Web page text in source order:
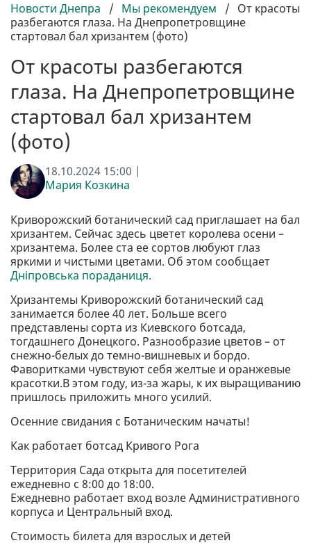
Новости Днепра / Мы рекомендуем / От красоты
разбегаются глаза. На Днепропетровщине
стартовал бал хризантем (фото)
От красоты разбегаются
глаза. На Днепропетровщине
стартовал бал хризантем
(фото)
18.10.2024 15:00 |
Мария Козкина
Криворожский ботанический сад приглашает на бал
хризантем. Сейчас здесь цветет королева осени –
хризантема. Более ста ее сортов любуют глаз
яркими и чистыми цветами. Об этом сообщает
Дніпровська пораданиця.
Хризантемы Криворожский ботанический сад
занимается более 40 лет. Больше всего
представлены сорта из Киевского ботсада,
тогдашнего Донецкого. Разнообразие цветов – от
снежно-белых до темно-вишневых и бордо.
Фаворитками чувствуют себя желтые и оранжевые
красотки.В этом году, из-за жары, к их выращиванию
пришлось приложить много усилий.
Осенние свидания с Ботаническим начаты!
Как работает ботсад Кривого Рога
Территория Сада открыта для посетителей
ежедневно с 8:00 до 18:00.
Ежедневно работает вход возле Административного
корпуса и Центральный вход.
Стоимость билета для взрослых и детей